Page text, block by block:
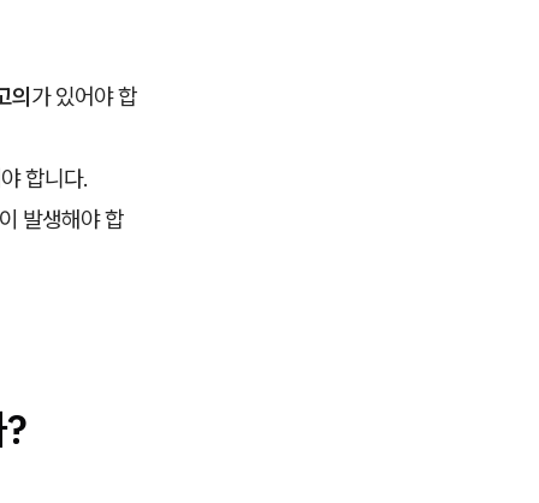
의가 있어야 합
합니다.
발생해야 합